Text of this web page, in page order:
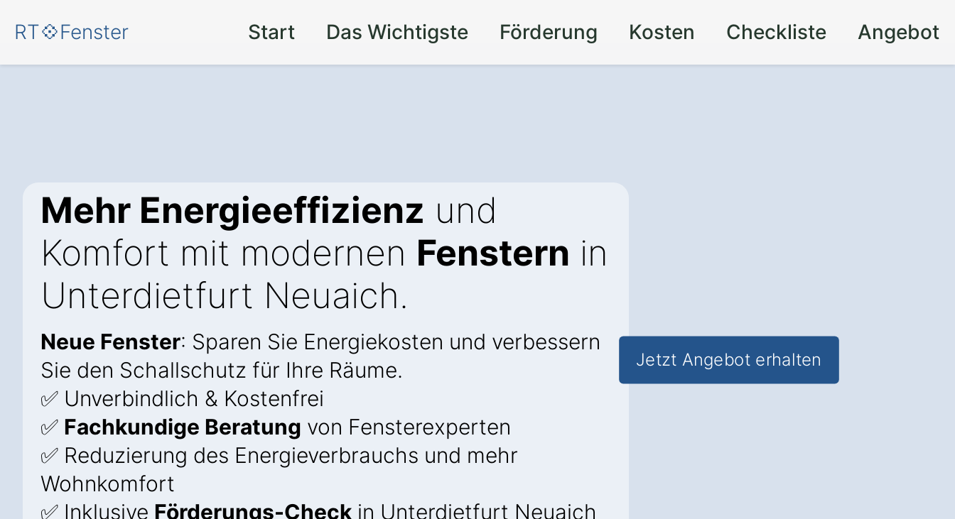
RT💠Fenster Start Das Wichtigste Förderung Kosten Checkliste Angebot
Mehr Energieeffizienz und
Komfort mit modernen Fenstern in
Unterdietfurt Neuaich.
Neue Fenster: Sparen Sie Energiekosten und verbessern
Sie den Schallschutz für Ihre Räume.
✅ Unverbindlich & Kostenfrei
✅ Fachkundige Beratung von Fensterexperten
✅ Reduzierung des Energieverbrauchs und mehr
Wohnkomfort
✅ Inklusive Förderungs-Check in Unterdietfurt Neuaich
Jetzt Angebot erhalten